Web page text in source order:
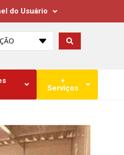
do Usuário
+
Serviços